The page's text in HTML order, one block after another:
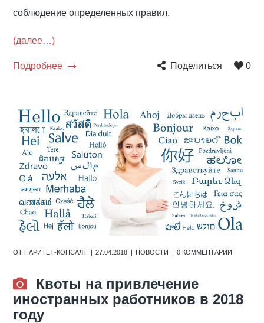
соблюдение определенных правил.
(далее…)
Подробнее Поделиться 0
ОТПАРИТЕТ-КОНСАЛТ 27.04.2018 НОВОСТИ 0 КОММЕНТАРИИ
Квоты на привлечение
иностранных работников в 2018
году